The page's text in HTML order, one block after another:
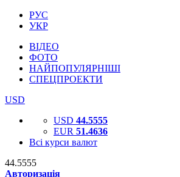
РУС
УКР
ВІДЕО
ФОТО
НАЙПОПУЛЯРНІШІ
СПЕЦПРОЕКТИ
USD
USD 44.5555
EUR 51.4636
Всі курси валют
44.5555
Авторизація